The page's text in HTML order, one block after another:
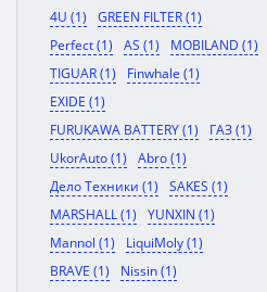
4U (1)
GREEN FILTER (1)
Perfect (1)
AS (1)
MOBILAND (1)
TIGUAR (1)
Finwhale (1)
EXIDE (1)
FURUKAWA BATTERY (1)
ГАЗ (1)
UkorAuto (1)
Abro (1)
Дело Техники (1)
SAKES (1)
MARSHALL (1)
YUNXIN (1)
Mannol (1)
LiquiMoly (1)
BRAVE (1)
Nissin (1)